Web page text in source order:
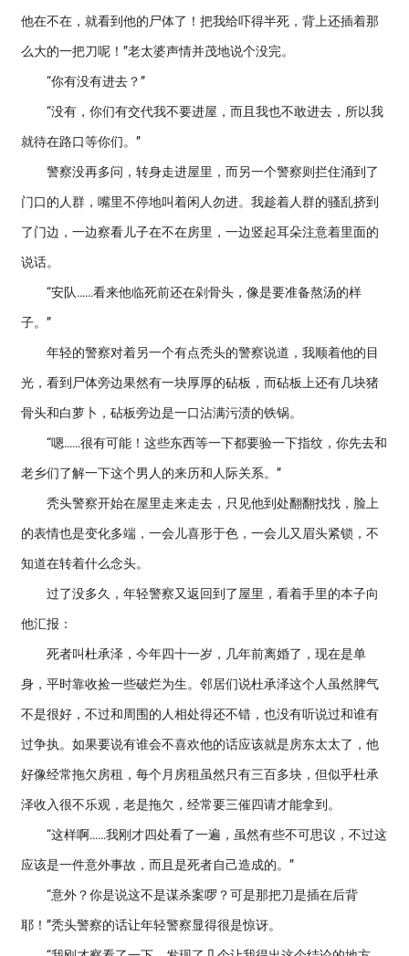
他在不在，就看到他的尸体了！把我给吓得半死，背上还插着那
么大的一把刀呢！”老太婆声情并茂地说个没完。
“你有没有进去？”
“没有，你们有交代我不要进屋，而且我也不敢进去，所以我
就待在路口等你们。”
警察没再多问，转身走进屋里，而另一个警察则拦住涌到了
门口的人群，嘴里不停地叫着闲人勿进。我趁着人群的骚乱挤到
了门边，一边察看儿子在不在房里，一边竖起耳朵注意着里面的
说话。
“安队……看来他临死前还在剁骨头，像是要准备熬汤的样
子。”
年轻的警察对着另一个有点秃头的警察说道，我顺着他的目
光，看到尸体旁边果然有一块厚厚的砧板，而砧板上还有几块猪
骨头和白萝卜，砧板旁边是一口沾满污渍的铁锅。
“嗯……很有可能！这些东西等一下都要验一下指纹，你先去和
老乡们了解一下这个男人的来历和人际关系。”
秃头警察开始在屋里走来走去，只见他到处翻翻找找，脸上
的表情也是变化多端，一会儿喜形于色，一会儿又眉头紧锁，不
知道在转着什么念头。
过了没多久，年轻警察又返回到了屋里，看着手里的本子向
他汇报：
死者叫杜承泽，今年四十一岁，几年前离婚了，现在是单
身，平时靠收捡一些破烂为生。邻居们说杜承泽这个人虽然脾气
不是很好，不过和周围的人相处得还不错，也没有听说过和谁有
过争执。如果要说有谁会不喜欢他的话应该就是房东太太了，他
好像经常拖欠房租，每个月房租虽然只有三百多块，但似乎杜承
泽收入很不乐观，老是拖欠，经常要三催四请才能拿到。
“这样啊……我刚才四处看了一遍，虽然有些不可思议，不过这
应该是一件意外事故，而且是死者自己造成的。”
“意外？你是说这不是谋杀案啰？可是那把刀是插在后背
耶！”秃头警察的话让年轻警察显得很是惊讶。